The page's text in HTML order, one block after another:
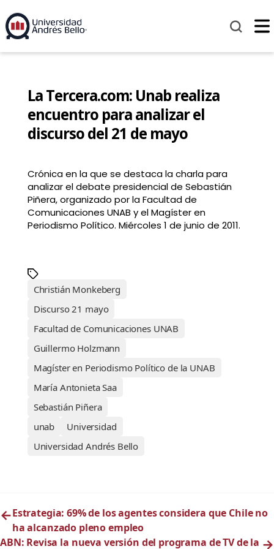
La Tercera.com: Unab realiza
encuentro para analizar el
discurso del 21 de mayo
Crónica en la que se destaca la charla para
analizar el debate presidencial de Sebastián
Piñera, organizado por la Facultad de
Comunicaciones UNAB y el Magíster en
Periodismo Político. Miércoles 1 de junio de 2011.
Christián Monkeberg
Discurso 21 mayo
Facultad de Comunicaciones UNAB
Guillermo Holzmann
Magíster en Periodismo Político de la UNAB
María Antonieta Saa
Sebastián Piñera
unab
Universidad
Universidad Andrés Bello
←Estrategia: 69% de los agentes considera que Chile no
ha alcanzado pleno empleo
ABN: Revisa la nueva versión del programa de TV de la →